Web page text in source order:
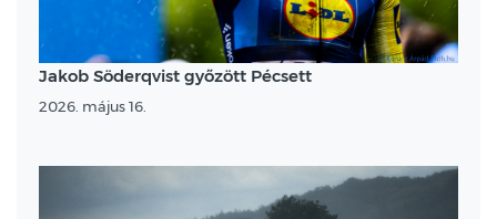
Jakob Söderqvist győzött Pécsett
2026. május 16.